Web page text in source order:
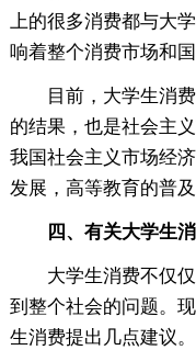
上的很多消费都与大
响着整个消费市场和国
目前，大学生消费
的结果，也是社会主
我国社会主义市场经
发展，高等教育的普
四、有关大学生
大学生消费不仅仅
到整个社会的问题。
生消费提出几点建议。